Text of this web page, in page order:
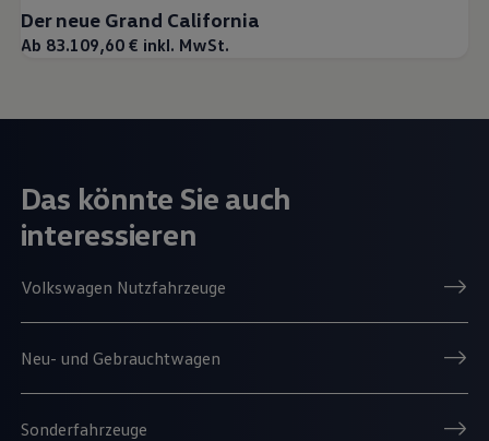
Der neue Grand California
Ab 83.109,60 € inkl. MwSt.
Das könnte Sie auch
interessieren
Volkswagen Nutzfahrzeuge
Neu- und Gebrauchtwagen
Sonderfahrzeuge